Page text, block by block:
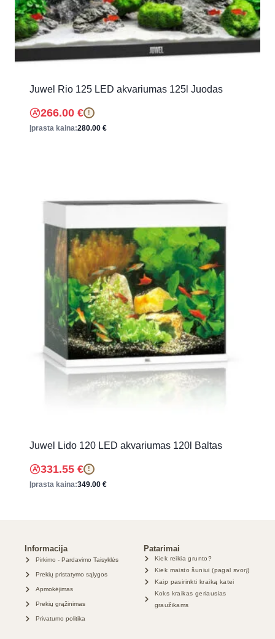
Juwel Rio 125 LED akvariumas 125l Juodas
266.00 € !
Įprasta kaina:280.00 €
Juwel Lido 120 LED akvariumas 120l Baltas
331.55 € !
Įprasta kaina:349.00 €
Informacija
Pirkimo - Pardavimo Taisyklės
Prekių pristatymo sąlygos
Apmokėjimas
Prekių grąžinimas
Privatumo politika
Patarimai
Kiek reikia grunto?
Kiek maisto šuniui (pagal svorį)
Kaip pasirinkti kraiką katei
Koks kraikas geriausias
graužikams